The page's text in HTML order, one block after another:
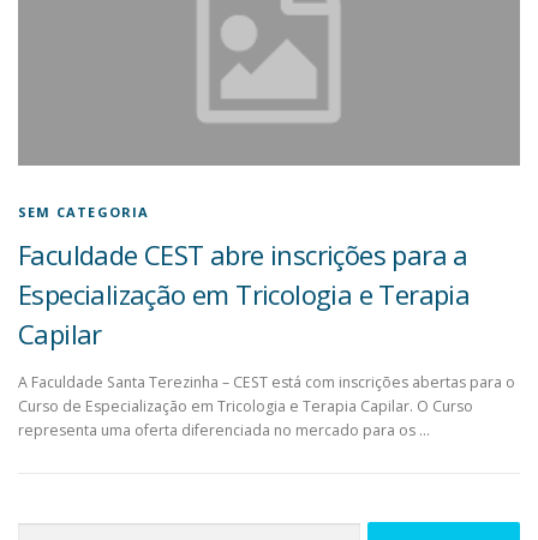
SEM CATEGORIA
Faculdade CEST abre inscrições para a
Especialização em Tricologia e Terapia
Capilar
A Faculdade Santa Terezinha – CEST está com inscrições abertas para o
Curso de Especialização em Tricologia e Terapia Capilar. O Curso
representa uma oferta diferenciada no mercado para os …